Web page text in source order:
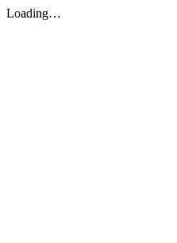
Loading…